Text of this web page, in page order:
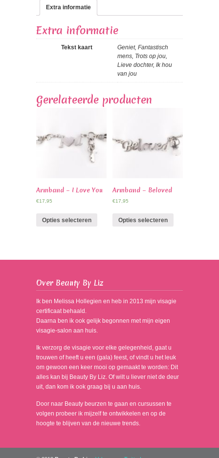
Extra informatie
Extra informatie
Tekst kaart
Geniet, Fantastisch
mens, Trots op jou,
Lieve dochter, Ik hou
van jou
Gerelateerde producten
Armband – I Love You
€17,95
Opties selecteren
Armband – Beloved
€17,95
Opties selecteren
Over Beauty By Liz
Ik ben Melissa Hollegien en heb in 2013 mijn visagie
certificaat behaald.
Daarna ben ik ook gelijk begonnen met mijn eigen
visagie-salon aan huis.
Ik verzorg de visagie voor elke gelegenheid, gaat u
trouwen of heeft u een (gala) feest, of vindt u het leuk
om gewoon een keer mooi op gemaakt te worden: Dit
alles kan bij Beauty By Liz. Of wilt u liever niet de deur
uit, dan kom ik ook graag bij u aan huis.
Door naar Beauty beurzen te gaan en cursussen te
volgen probeer ik mijzelf te ontwikkelen en op de
hoogte te blijven van de nieuwe trends.